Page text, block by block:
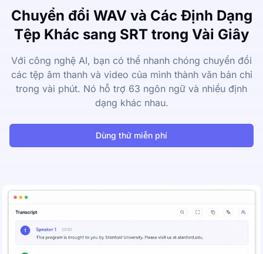
Chuyển đổi WAV và Các Định Dạng
Tệp Khác sang SRT trong Vài Giây
Với công nghệ AI, bạn có thể nhanh chóng chuyển đổi
các tệp âm thanh và video của mình thành văn bản chỉ
trong vài phút. Nó hỗ trợ 63 ngôn ngữ và nhiều định
dạng khác nhau.
Dùng thử miễn phí